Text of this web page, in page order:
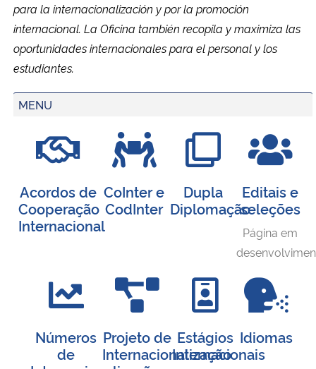
para la internacionalización y por la promoción
internacional. La Oficina también recopila y maximiza las
oportunidades internacionales para el personal y los
estudiantes.
MENU
Acordos de
Cooperação
Internacional
CoInter e
CodInter
Dupla
Diplomação
Editais e
seleções
Página em
Números
de
Projeto de
Internacionalização
Estágios
Internacionais
Idiomas